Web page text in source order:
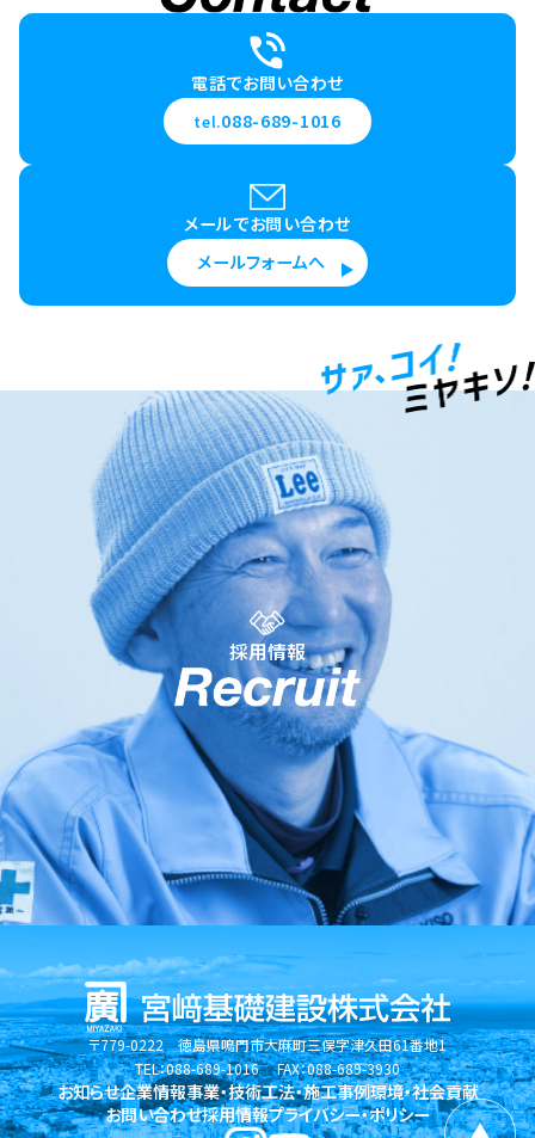
災害などに対し、強度の高い構造物を
つくるために、より確実で精度の高い
施工に努めています。
宮﨑基礎建設は、環境負荷の軽減を通し、
大規模な重機を運搬するための専門のスキルを持つス
責任感を持って輸送業務にあたっています。
電話でお問い合わせ
tel. 088-689-1016
メールでお問い合わせ
メールフォームへ
採用情報
〒779-0222 徳島県鳴門市大麻町三俣字津久田61番地1
TEL：088-689-1016 FAX：088-689-3930
お知らせ企業情報事業・技術工法・施工事例環境・社会貢献
お問い合わせ採用情報プライバシー・ポリシー